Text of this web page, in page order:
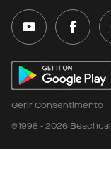
Gerir Consentimento
©1998 - 2026